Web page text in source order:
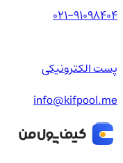
021-91098404
پست الکترونیکی
info@kifpool.me